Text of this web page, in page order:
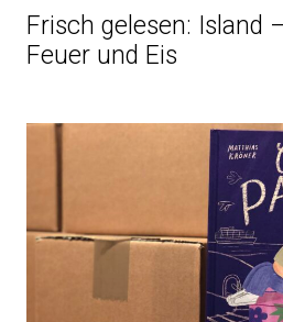
Frisch gelesen: Island
Feuer und Eis